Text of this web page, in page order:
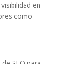
en
como